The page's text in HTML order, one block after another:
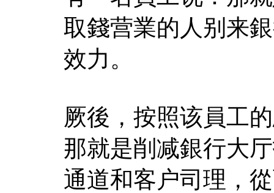
取錢营業的人别来
效力。
厥後，按照该員工
那就是削减銀行大
通道和客户司理，